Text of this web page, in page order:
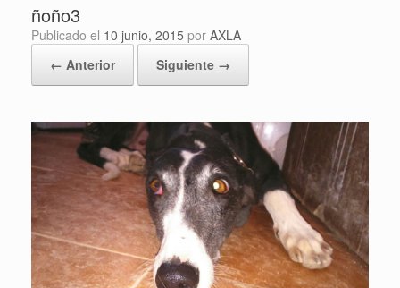
ñoño3
Publicado el 10 junio, 2015 por AXLA
← Anterior
Siguiente →